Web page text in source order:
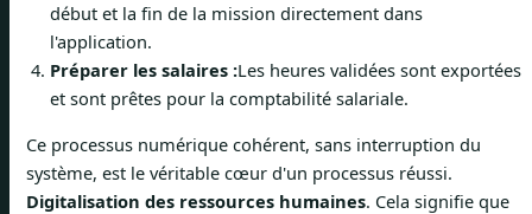
début et la fin de la mission directement dans
l'application.
Préparer les salaires :Les heures validées sont exportées
et sont prêtes pour la comptabilité salariale.
Ce processus numérique cohérent, sans interruption du
système, est le véritable cœur d'un processus réussi.
Digitalisation des ressources humaines. Cela signifie que